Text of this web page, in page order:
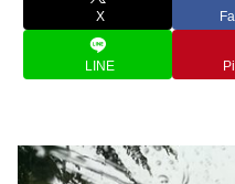
X
LINE